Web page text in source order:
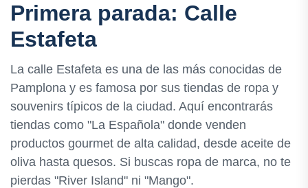
Primera parada: Calle
Estafeta
La calle Estafeta es una de las más conocidas de
Pamplona y es famosa por sus tiendas de ropa y
souvenirs típicos de la ciudad. Aquí encontrarás
tiendas como "La Española" donde venden
productos gourmet de alta calidad, desde aceite de
oliva hasta quesos. Si buscas ropa de marca, no te
pierdas "River Island" ni "Mango".